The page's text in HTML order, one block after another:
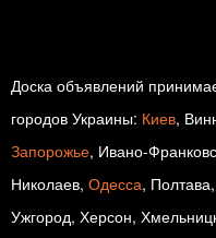
Доска объявлений
городов Украины: Киев,
Запорожье, Ивано-
Николаев, Одесса,
Ужгород, Херсон,